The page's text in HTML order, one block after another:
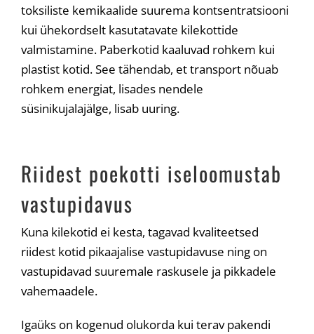
toksiliste kemikaalide suurema kontsentratsiooni
kui ühekordselt kasutatavate kilekottide
valmistamine. Paberkotid kaaluvad rohkem kui
plastist kotid. See tähendab, et transport nõuab
rohkem energiat, lisades nendele
süsinikujalajälge, lisab uuring.
Riidest poekotti iseloomustab
vastupidavus
Kuna kilekotid ei kesta, tagavad kvaliteetsed
riidest kotid pikaajalise vastupidavuse ning on
vastupidavad suuremale raskusele ja pikkadele
vahemaadele.
Igaüks on kogenud olukorda kui terav pakendi